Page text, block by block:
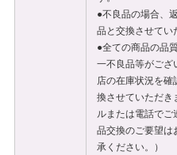
●不良品の場合、
品と交換させてい
●全ての商品の品
一不良品等がござ
店の在庫状況を確
換させていただ
ルまたは電話でご
品交換のご要望は
承ください。）